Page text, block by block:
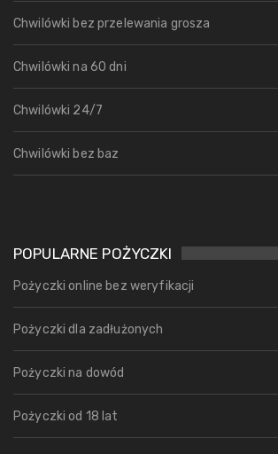
Chwilówki bez przelewania grosza
Chwilówki na 60 dni
Chwilówki 24/7
Chwilówki bez baz
POPULARNE POŻYCZKI
Pożyczki online bez weryfikacji
Pożyczki dla zadłużonych
Pożyczki na dowód
Pożyczki od 18 lat